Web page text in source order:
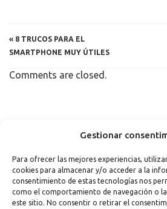
Gestionar
Para ofrecer las mejores experiencias,
cookies para almacenar y/o acceder a la
consentimiento de estas tecnologías nos
como el comportamiento de navegación o
este sitio. No consentir o retirar el
« 8 TRUCOS PARA EL
SMARTPHONE MUY ÚTILES
Comments are closed.
Copyright 2023 | |